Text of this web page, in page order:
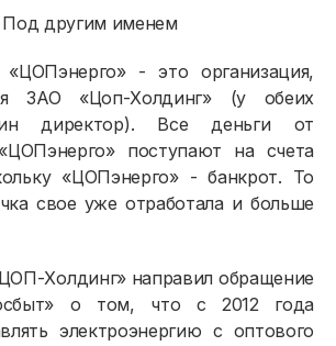
Под другим именем
- это организация,
ЗАО «Цоп-Холдинг» (у обеих
директор). Все деньги от
поступают на счета
«ЦОПэнерго» - банкрот. То
свое уже отработала и больше
Холдинг» направил обращение
о том, что с 2012 года
электроэнергию с оптового